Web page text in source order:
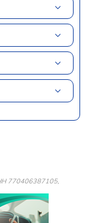
770406387105,